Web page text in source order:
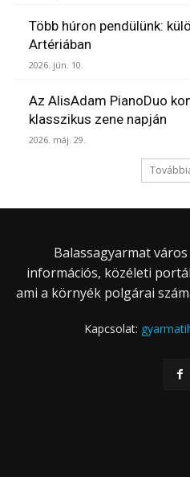
Több húron pendülünk:
Artériában
2026. jún. 10.
Az AlisAdam PianoDuo
klasszikus zene napján
2026. máj. 29.
Balassagyarmat
információs, közéleti
ami a környék polgárai
Kapcsolat: